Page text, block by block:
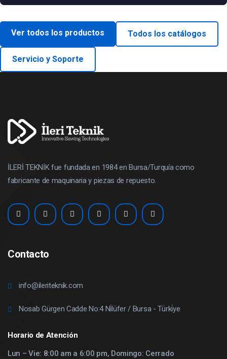
Ver todos los productos Todos los catálogos
Servicio y Soporte
İLERİ TEKNİK fue fundada en 1984 en Bursa/Turquía como
fabricante de maquinaria y piezas de repuesto.
Contacto
info@ileriteknik.com
Nosab Gürgen Cadde No:4 Ni̇lüfer / Bursa - Türki̇ye
Horario de Atención
Lun – Vie: 8:00 am a 6:00 pm, Domingo: Cerrado